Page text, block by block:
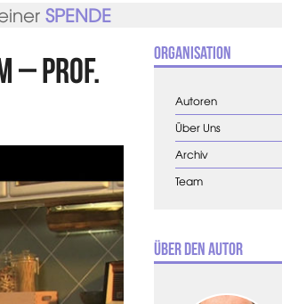
SPENDE
– Prof.
Organisation
Autoren
Über Uns
Archiv
Team
Über den Autor